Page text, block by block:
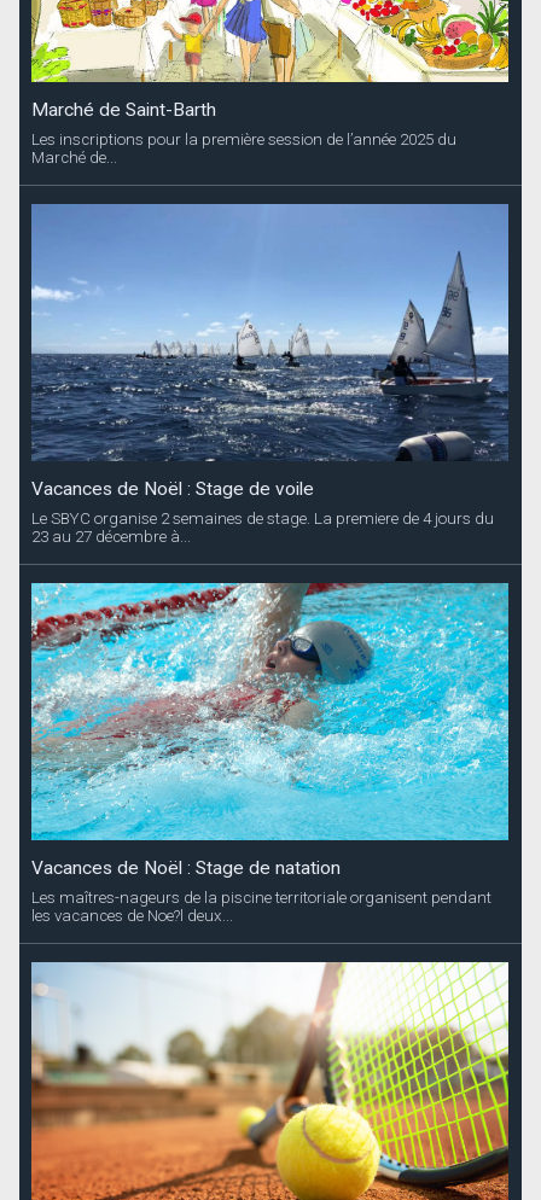
Marché de Saint-Barth
Les inscriptions pour la première session de l’année 2025 du
Marché de...
Vacances de Noël : Stage de voile
Le SBYC organise 2 semaines de stage. La premiere de 4 jours du
23 au 27 décembre à...
Vacances de Noël : Stage de natation
Les maîtres-nageurs de la piscine territoriale organisent pendant
les vacances de Noe?l deux...